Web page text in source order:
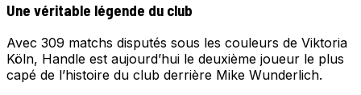
Une véritable légende du club
Avec 309 matchs disputés sous les couleurs de Viktoria
Köln, Handle est aujourd’hui le deuxième joueur le plus
capé de l’histoire du club derrière Mike Wunderlich.